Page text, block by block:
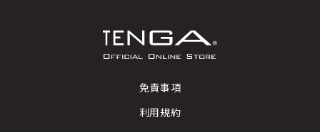
免責事項
利用規約